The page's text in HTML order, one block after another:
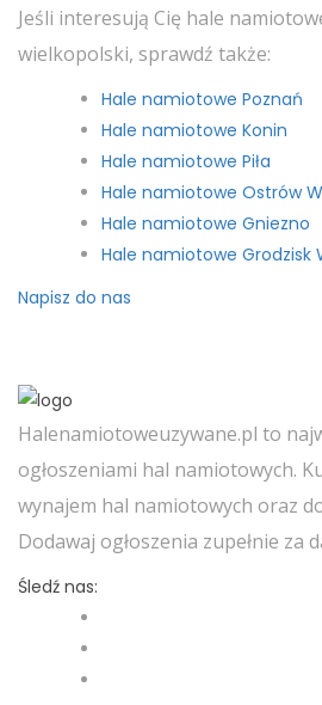
Jeśli interesują Cię hale
wielkopolski, sprawdź także:
Hale namiotowe Poznań
Hale namiotowe Konin
Hale namiotowe Piła
Hale namiotowe Ostrów
Hale namiotowe Gniezno
Hale namiotowe Grodzisk
Napisz do nas
Halenamiotoweuzywane.pl to
ogłoszeniami hal namiotowych.
wynajem hal namiotowych oraz
Dodawaj ogłoszenia zupełnie za
Śledź nas: